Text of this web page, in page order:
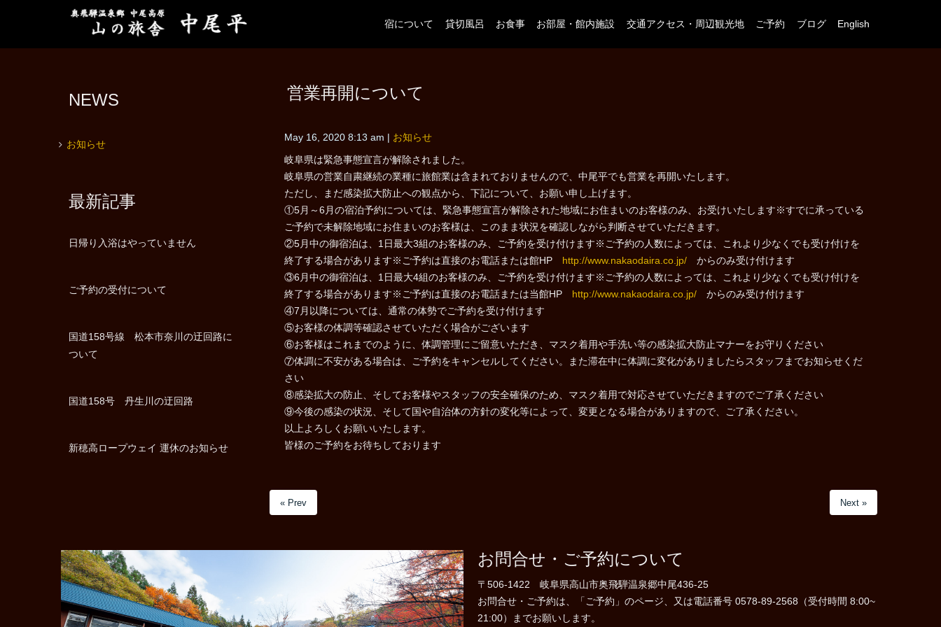
宿について 貸切風呂 お食事 お部屋・館内施設 交通アクセス・周辺観光地 ご予約 ブログ English
営業再開について
May 16, 2020 8:13 am お知らせ
岐阜県は緊急事態宣言が解除されました。
岐阜県の営業自粛継続の業種に旅館業は含まれておりませんので、中尾平でも営業を再開いたします。
ただし、まだ感染拡大防止への観点から、下記について、お願い申し上げます。
①5月～6月の宿泊予約については、緊急事態宣言が解除された地域にお住まいのお客様のみ、お受けいたします※すでに承っている
ご予約で未解除地域にお住まいのお客様は、このまま状況を確認しながら判断させていただきます。
②5月中の御宿泊は、1日最大3組のお客様のみ、ご予約を受け付けます※ご予約の人数によっては、これより少なくでも受け付けを
終了する場合があります※ご予約は直接のお電話または館HP
http://www.nakaodaira.co.jp/からのみ受け付けます
③6月中の御宿泊は、1日最大4組のお客様のみ、ご予約を受け付けます※ご予約の人数によっては、これより少なくでも受け付けを
終了する場合があります※ご予約は直接のお電話または当館HP
http://www.nakaodaira.co.jp/からのみ受け付けます
④7月以降については、通常の体勢でご予約を受け付けます
⑤お客様の体調等確認させていただく場合がございます
⑥お客様はこれまでのように、体調管理にご留意いただき、マスク着用や手洗い等の感染拡大防止マナーをお守りください
⑦体調に不安がある場合は、ご予約をキャンセルしてください。また滞在中に体調に変化がありましたらスタッフまでお知らせくだ
さい
⑧感染拡大の防止、そしてお客様やスタッフの安全確保のため、マスク着用で対応させていただきますのでご了承ください
⑨今後の感染の状況、そして国や自治体の方針の変化等によって、変更となる場合がありますので、ご了承ください。
以上よろしくお願いいたします。
皆様のご予約をお待ちしております
« Prev Next »
NEWS
お知らせ
最新記事
日帰り入浴はやっていません
ご予約の受付について
国道158号線 松本市奈川の迂回路に
ついて
国道158号 丹生川の迂回路
新穂高ロープウェイ 運休のお知らせ
お問合せ・ご予約について
〒506-1422 岐阜県高山市奥飛騨温泉郷中尾436-25
お問合せ・ご予約は、「ご予約」のページ、又は電話番号 0578-89-2568（受付時間 8:00~
21:00）までお願いします。